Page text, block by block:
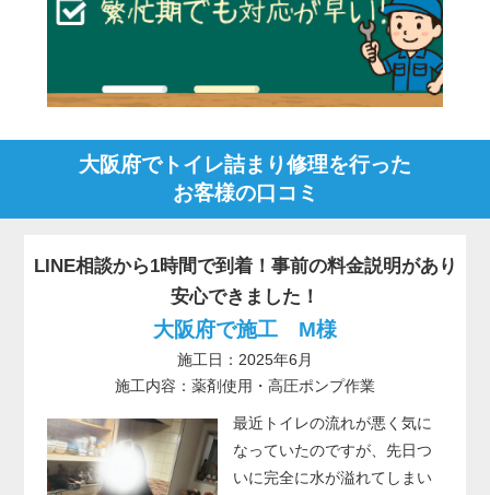
大阪府でトイレ詰まり修理を行った
お客様の口コミ
LINE相談から1時間で到着！事前の料金説明があり
安心できました！
大阪府で施工 M様
施工日：2025年6月
施工内容：薬剤使用・高圧ポンプ作業
最近トイレの流れが悪く気に
なっていたのですが、先日つ
いに完全に水が溢れてしまい